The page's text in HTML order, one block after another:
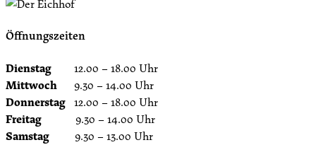
Öffnungszeiten
Dienstag 12.00 – 18.00 Uhr
Mittwoch 9.30 – 14.00 Uhr
Donnerstag 12.00 – 18.00 Uhr
Freitag 9.30 – 14.00 Uhr
Samstag 9.30 – 13.00 Uhr